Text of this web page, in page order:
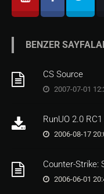
BENZER
CS Source
2007-07-01
RunUO 2.0
2006-08-17
Counter-Strike:
2006-06-01